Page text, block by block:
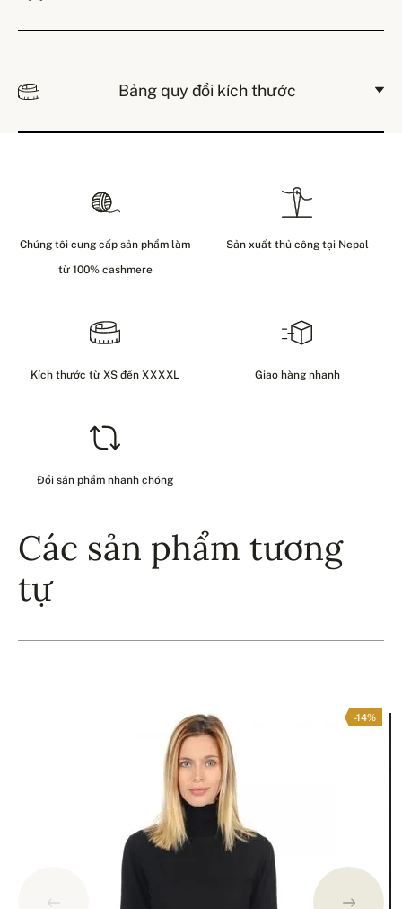
Bảng quy đổi kích thước
Chúng tôi cung cấp sản phẩm làm
từ 100% cashmere
Sản xuất thủ công tại Nepal
Kích thước từ XS đến XXXXL Giao hàng nhanh
Đổi sản phẩm nhanh chóng
Các sản phẩm tương
tự
-14%